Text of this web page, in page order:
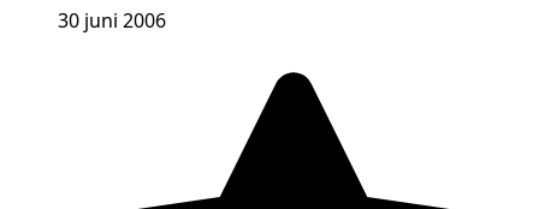
30 juni 2006